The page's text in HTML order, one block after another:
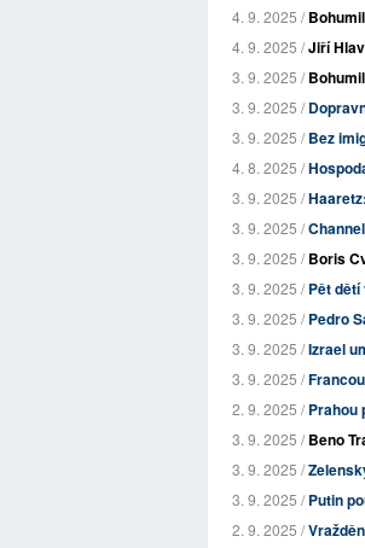
4. 9. 2025 /
4. 9. 2025 /Jiří
3. 9. 2025 /
3. 9. 2025 /
3. 9. 2025 /Bez
4. 8. 2025 /
3. 9. 2025 /
3. 9. 2025 /
3. 9. 2025 /Boris
3. 9. 2025 /Pět
3. 9. 2025 /Pedro
3. 9. 2025 /Izrael
3. 9. 2025 /
2. 9. 2025 /Prahou
3. 9. 2025 /Beno
3. 9. 2025 /
3. 9. 2025 /Putin
2. 9. 2025 /